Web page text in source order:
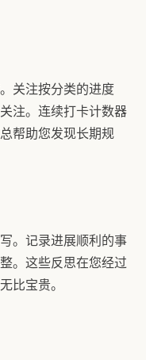
关注按分类的进度
注。连续打卡计数器
帮助您发现长期规
。记录进展顺利的事
。这些反思在您经过
比宝贵。